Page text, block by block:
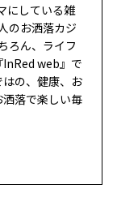
にしている雑
のお洒落カジ
ろん、ライフ
InRed web』で
の、健康、お
落で楽しい毎